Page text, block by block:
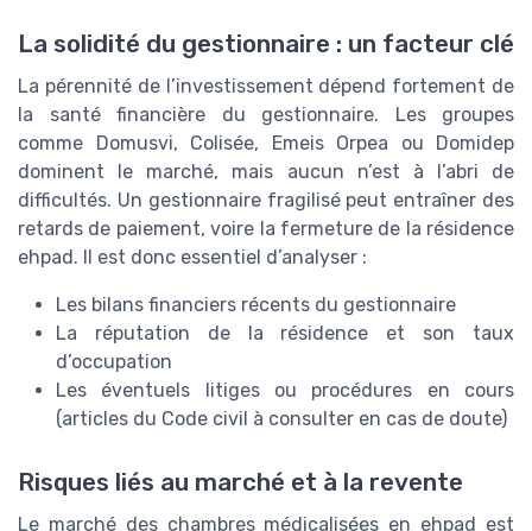
La solidité du gestionnaire : un facteur clé
La pérennité de l’investissement dépend fortement de
la santé financière du gestionnaire. Les groupes
comme Domusvi, Colisée, Emeis Orpea ou Domidep
dominent le marché, mais aucun n’est à l’abri de
difficultés. Un gestionnaire fragilisé peut entraîner des
retards de paiement, voire la fermeture de la résidence
ehpad. Il est donc essentiel d’analyser :
Les bilans financiers récents du gestionnaire
La réputation de la résidence et son taux
d’occupation
Les éventuels litiges ou procédures en cours
(articles du Code civil à consulter en cas de doute)
Risques liés au marché et à la revente
Le marché des chambres médicalisées en ehpad est